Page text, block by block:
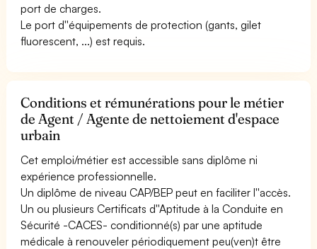
port de charges.
Le port d''équipements de protection (gants, gilet
fluorescent, ...) est requis.
Conditions et rémunérations pour le métier
de Agent / Agente de nettoiement d'espace
urbain
Cet emploi/métier est accessible sans diplôme ni
expérience professionnelle.
Un diplôme de niveau CAP/BEP peut en faciliter l''accès.
Un ou plusieurs Certificats d''Aptitude à la Conduite en
Sécurité -CACES- conditionné(s) par une aptitude
médicale à renouveler périodiquement peu(ven)t être